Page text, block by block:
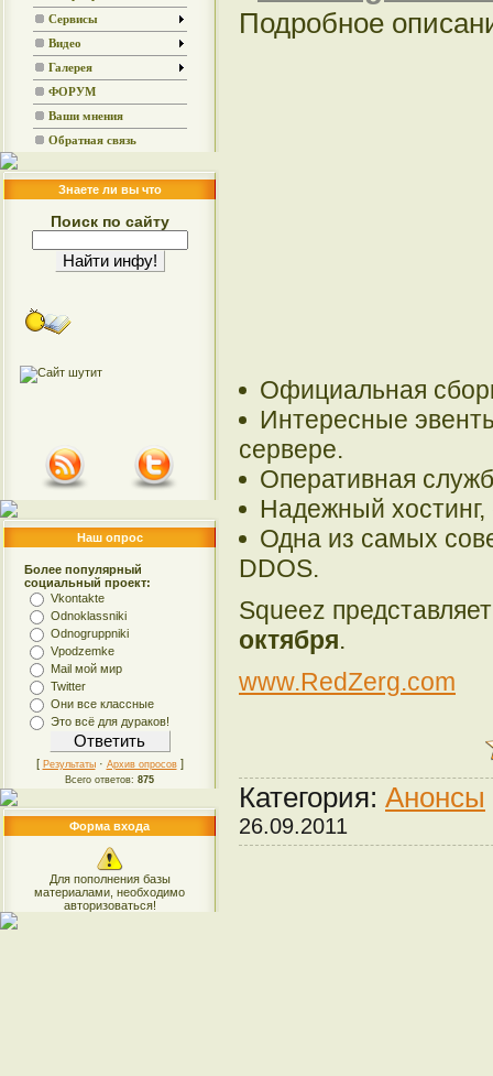
Сервисы
Видео
Галерея
ФОРУМ
Ваши мнения
Обратная связь
Знаете ли вы что
Поиск по сайту
Наш опрос
Более популярный
социальный проект:
Vkontakte
Odnoklassniki
Odnogruppniki
Vpodzemke
Mail мой мир
Twitter
Они все классные
Это всё для дураков!
[ Результаты· Архив опросов]
Всего ответов: 875
Форма входа
Для пополнения базы
материалами, необходимо
авторизоваться!
Подробное
Официальная
Интересные
сервере.
Оперативная
Надежный хостинг,
Одна из самых
DDOS.
Squeez
октября.
www.RedZerg.com
Категория: Анонсы
26.09.2011